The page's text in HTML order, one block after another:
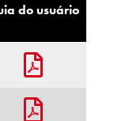
do usuário